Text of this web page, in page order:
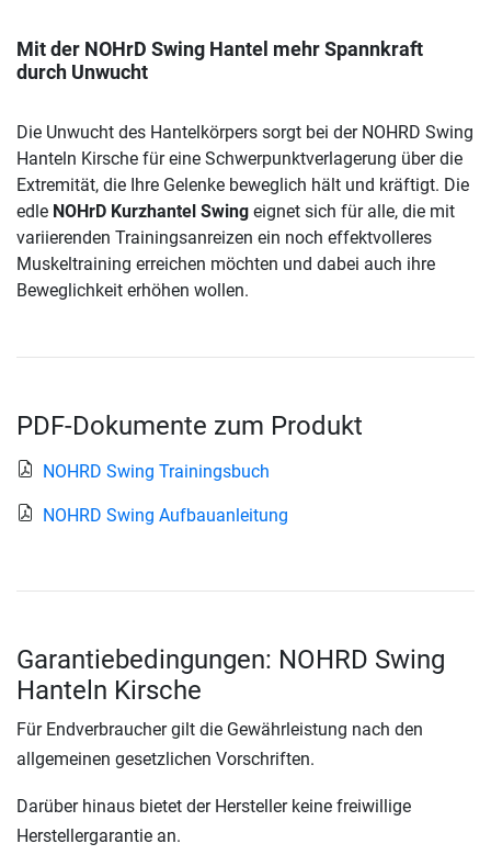
Mit der NOHrD Swing Hantel mehr Spannkraft
durch Unwucht
Die Unwucht des Hantelkörpers sorgt bei der NOHRD Swing
Hanteln Kirsche für eine Schwerpunktverlagerung über die
Extremität, die Ihre Gelenke beweglich hält und kräftigt. Die
edle NOHrD Kurzhantel Swing eignet sich für alle, die mit
variierenden Trainingsanreizen ein noch effektvolleres
Muskeltraining erreichen möchten und dabei auch ihre
Beweglichkeit erhöhen wollen.
PDF-Dokumente zum Produkt
NOHRD Swing Trainingsbuch
NOHRD Swing Aufbauanleitung
Garantiebedingungen: NOHRD Swing
Hanteln Kirsche
Für Endverbraucher gilt die Gewährleistung nach den
allgemeinen gesetzlichen Vorschriften.
Darüber hinaus bietet der Hersteller keine freiwillige
Herstellergarantie an.